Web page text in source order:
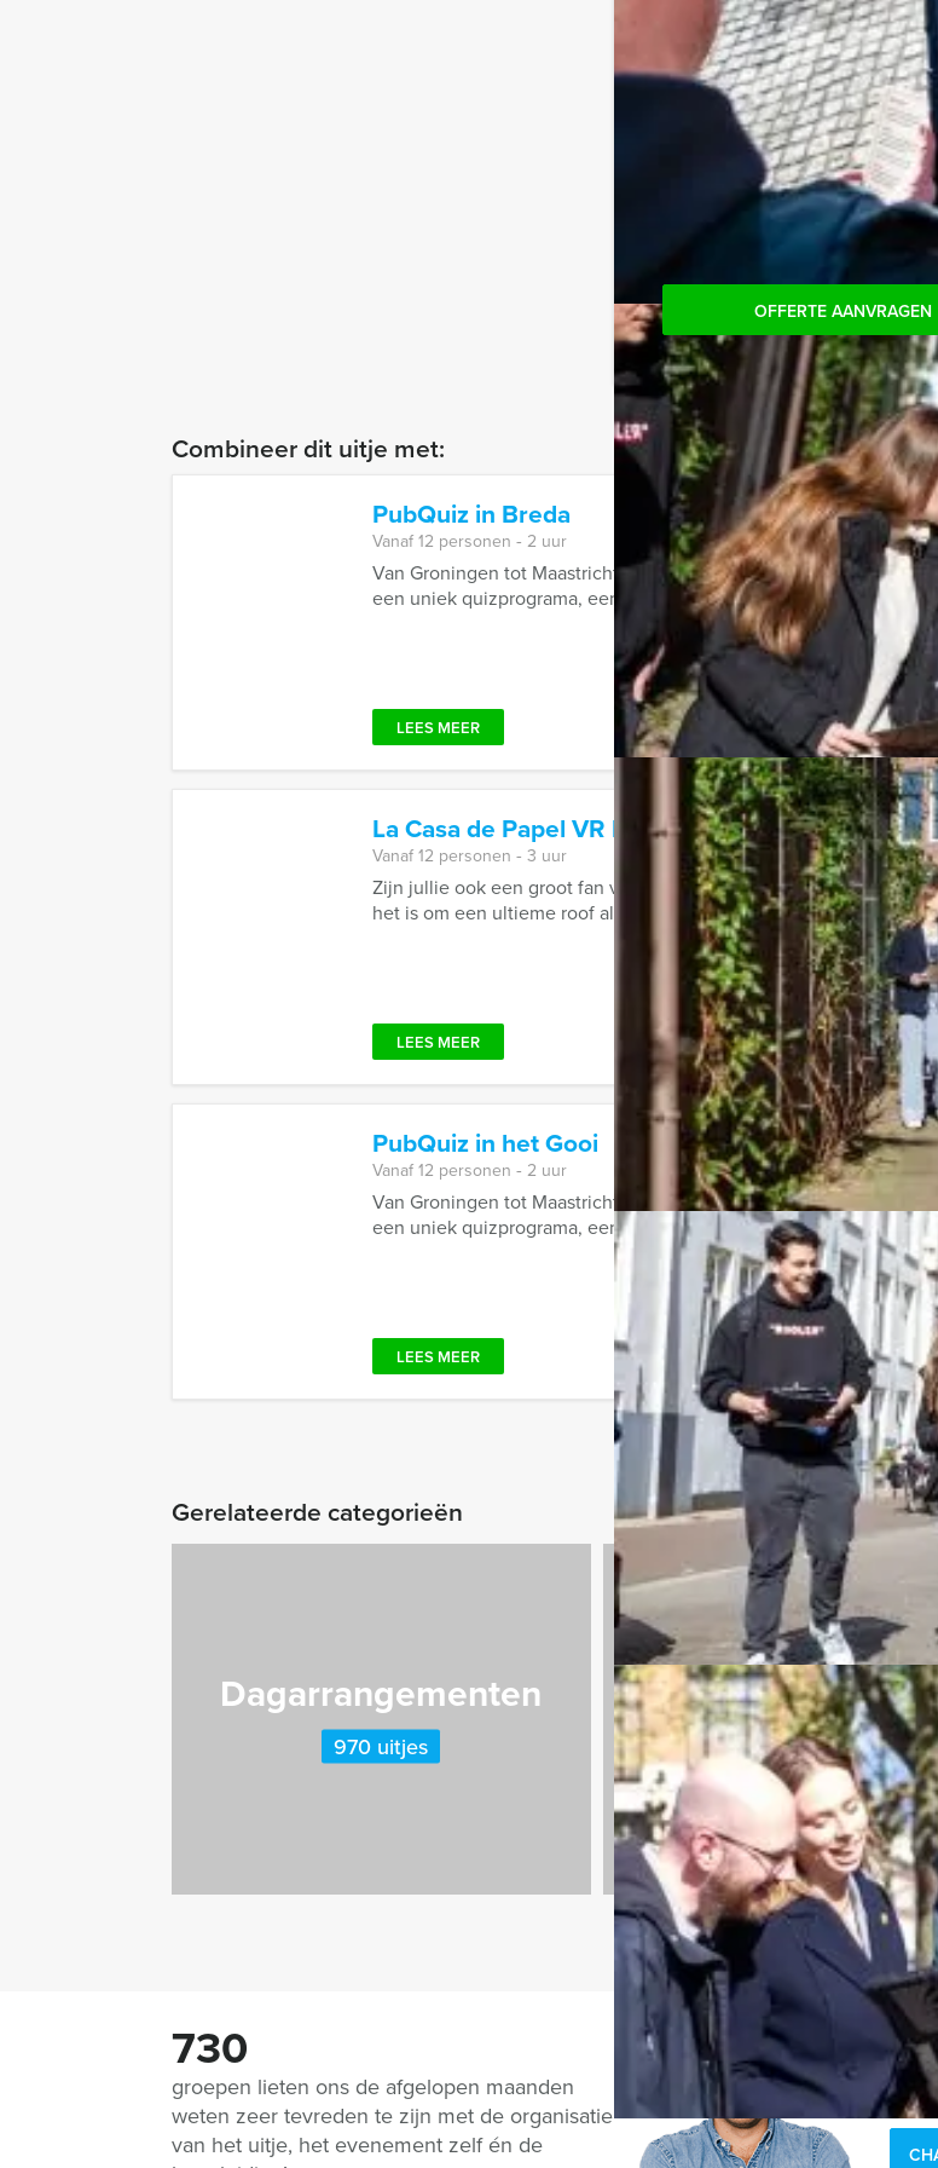
persoon per uur (excl. BTW)
onbeperkt kunt genieten van
achteraf niet voor verrassingen
Reservering voor kleinere
Komt u niet aan het minimale
voor het minimale aantal te
OFFERTE AANVRAGEN
Combineer dit uitje met:
PubQuiz in Breda
Vanaf 12 personen ‐ 2 uur
Van Groningen tot Maastricht en van Brugge tot Enschede, de
een uniek quizprograma, een cross-over tussen Ik ...
LEES MEER
La Casa de Papel VR lunchspel in Helmond
Vanaf 12 personen ‐ 3 uur
Zijn jullie ook een groot fan van de populaire Netflixserie La Casa
het is om een ultieme roof als deze te ...
LEES MEER
PubQuiz in het Gooi
Vanaf 12 personen ‐ 2 uur
Van Groningen tot Maastricht en van Brugge tot Enschede, de
een uniek quizprograma, een cross-over tussen Ik ...
LEES MEER
Gerelateerde categorieën
Dagarrangementen
970 uitjes
Teambuilding
2167 uitjes
730
groepen lieten ons de afgelopen maanden
weten zeer tevreden te zijn met de organisatie
van het uitje, het evenement zelf én de